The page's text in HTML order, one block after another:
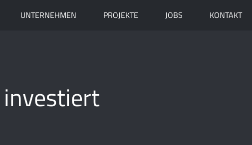
UNTERNEHMEN PROJEKTE JOBS KONTAKT